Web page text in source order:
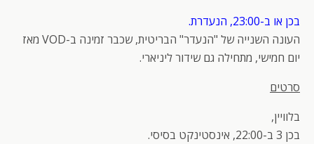
בכן או ב-23:00, הנעדרת.
העונה השנייה של "הנעדר" הבריטית, שכבר זמינה ב-VOD מאז
יום חמישי, מתחילה גם שידור ליניארי.
סרטים
בלוויין,
בכן 3 ב-22:00, אינסטינקט בסיסי.